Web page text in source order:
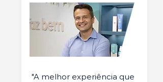
"A melhor experiência que